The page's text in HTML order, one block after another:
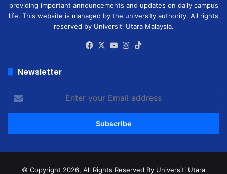
providing important announcements and updates on daily campus
life. This website is managed by the university authority. All rights
reserved by Universiti Utara Malaysia.
Facebook
X YouTubeInstagram
Newsletter
your
Email
© Copyright 2026, All Rights Reserved By Universiti Utara